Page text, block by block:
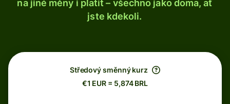
na jiné měny i platit – všechno jako doma, ať
jste kdekoli.
Středový směnný kurz
€1 EUR = 5,874 BRL